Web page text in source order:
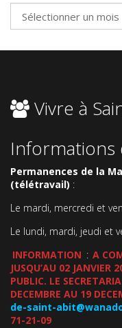
Archives
Vivre à
Informations
Permanences de la
(télétravail) :
Le mardi, mercredi et
Le lundi, mardi, jeudi et
INFORMATION : A
JUSQU’AU 02 JANVIER
PUBLIC. LE
DECEMBRE AU 19
de-saint-
71-21-09